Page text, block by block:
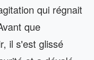
qui régnait
que
il s'est glissé